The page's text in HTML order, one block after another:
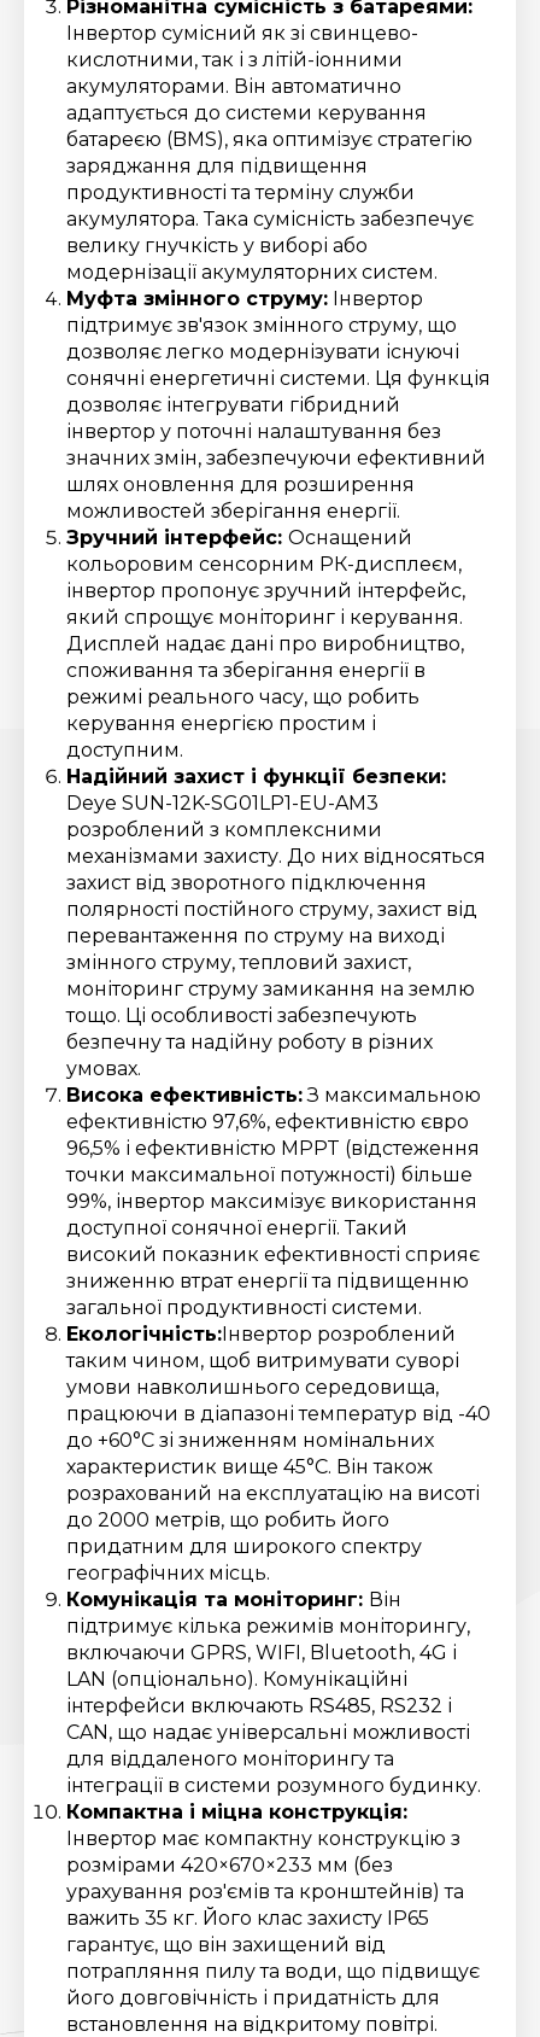
Різноманітна сумісність з батареями:
Iнвертор сумісний як зі свинцево-
кислотними, так і з літій-іонними
акумуляторами. Він автоматично
адаптується до системи керування
батареєю (BMS), яка оптимізує стратегію
заряджання для підвищення
продуктивності та терміну служби
акумулятора. Така сумісність забезпечує
велику гнучкість у виборі або
модернізації акумуляторних систем.
Муфта змінного струму: Інвертор
підтримує зв'язок змінного струму, що
дозволяє легко модернізувати існуючі
сонячні енергетичні системи. Ця функція
дозволяє інтегрувати гібридний
інвертор у поточні налаштування без
значних змін, забезпечуючи ефективний
шлях оновлення для розширення
можливостей зберігання енергії.
Зручний інтерфейс: Оснащений
кольоровим сенсорним РК-дисплеєм,
інвертор пропонує зручний інтерфейс,
який спрощує моніторинг і керування.
Дисплей надає дані про виробництво,
споживання та зберігання енергії в
режимі реального часу, що робить
керування енергією простим і
доступним.
Надійний захист і функції безпеки:
Deye SUN-12K-SG01LP1-EU-AM3
розроблений з комплексними
механізмами захисту. До них відносяться
захист від зворотного підключення
полярності постійного струму, захист від
перевантаження по струму на виході
змінного струму, тепловий захист,
моніторинг струму замикання на землю
тощо. Ці особливості забезпечують
безпечну та надійну роботу в різних
умовах.
Висока ефективність:З максимальною
ефективністю 97,6%, ефективністю євро
96,5% і ефективністю MPPT (відстеження
точки максимальної потужності) більше
99%, інвертор максимізує використання
доступної сонячної енергії. Такий
високий показник ефективності сприяє
зниженню втрат енергії та підвищенню
загальної продуктивності системи.
Екологічність:Інвертор розроблений
таким чином, щоб витримувати суворі
умови навколишнього середовища,
працюючи в діапазоні температур від -40
до +60°C зі зниженням номінальних
характеристик вище 45°C. Він також
розрахований на експлуатацію на висоті
до 2000 метрів, що робить його
придатним для широкого спектру
географічних місць.
Комунікація та моніторинг: Він
підтримує кілька режимів моніторингу,
включаючи GPRS, WIFI, Bluetooth, 4G і
LAN (опціонально). Комунікаційні
інтерфейси включають RS485, RS232 і
CAN, що надає універсальні можливості
для віддаленого моніторингу та
інтеграції в системи розумного будинку.
Компактна і міцна конструкція:
Інвертор має компактну конструкцію з
розмірами 420×670×233 мм (без
урахування роз'ємів та кронштейнів) та
важить 35 кг. Його клас захисту IP65
гарантує, що він захищений від
потрапляння пилу та води, що підвищує
його довговічність і придатність для
встановлення на відкритому повітрі.